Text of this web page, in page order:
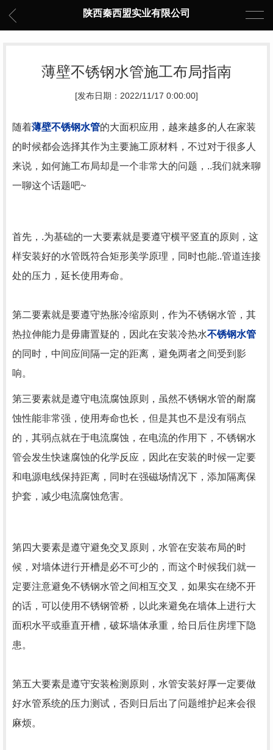
陕西秦西盟实业有限公司
薄壁不锈钢水管施工布局指南
[发布日期：2022/11/17 0:00:00]
随着薄壁不锈钢水管的大面积应用，越来越多的人在家装
的时候都会选择其作为主要施工原材料，不过对于很多人
来说，如何施工布局却是一个非常大的问题，..我们就来聊
一聊这个话题吧~
首先，.为基础的一大要素就是要遵守横平竖直的原则，这
样安装好的水管既符合矩形美学原理，同时也能..管道连接
处的压力，延长使用寿命。
第二要素就是要遵守热胀冷缩原则，作为不锈钢水管，其
热拉伸能力是毋庸置疑的，因此在安装冷热水不锈钢水管
的同时，中间应间隔一定的距离，避免两者之间受到影
响。
第三要素就是遵守电流腐蚀原则，虽然不锈钢水管的耐腐
蚀性能非常强，使用寿命也长，但是其也不是没有弱点
的，其弱点就在于电流腐蚀，在电流的作用下，不锈钢水
管会发生快速腐蚀的化学反应，因此在安装的时候一定要
和电源电线保持距离，同时在强磁场情况下，添加隔离保
护套，减少电流腐蚀危害。
第四大要素是遵守避免交叉原则，水管在安装布局的时
候，对墙体进行开槽是必不可少的，而这个时候我们就一
定要注意避免不锈钢水管之间相互交叉，如果实在绕不开
的话，可以使用不锈钢管桥，以此来避免在墙体上进行大
面积水平或垂直开槽，破坏墙体承重，给日后住房埋下隐
患。
第五大要素是遵守安装检测原则，水管安装好厚一定要做
好水管系统的压力测试，否则日后出了问题维护起来会很
麻烦。